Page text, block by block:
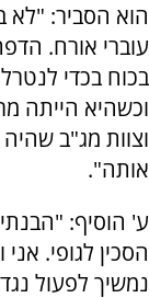
הוא הסביר: "לא
עוברי אורח.
בכוח בכדי
וכשהיא הייתה
וצוות מג"ב
אותה".
ע' הוסיף:
הסכין לגופי.
נמשיך לפעול